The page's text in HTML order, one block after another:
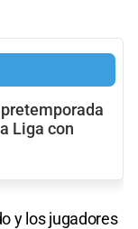
Liga con
y los jugadores